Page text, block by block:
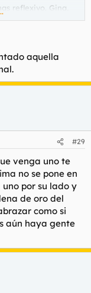
reflexivo. Gina,
monguer adicto
serdo,
sé dónde sale,
en la boca
que quiere
Google no sé qué
tampoco sé de
e
hormigas.
aquella
#29
venga uno te
no se pone en
por su lado y
de oro del
como si
aún haya gente